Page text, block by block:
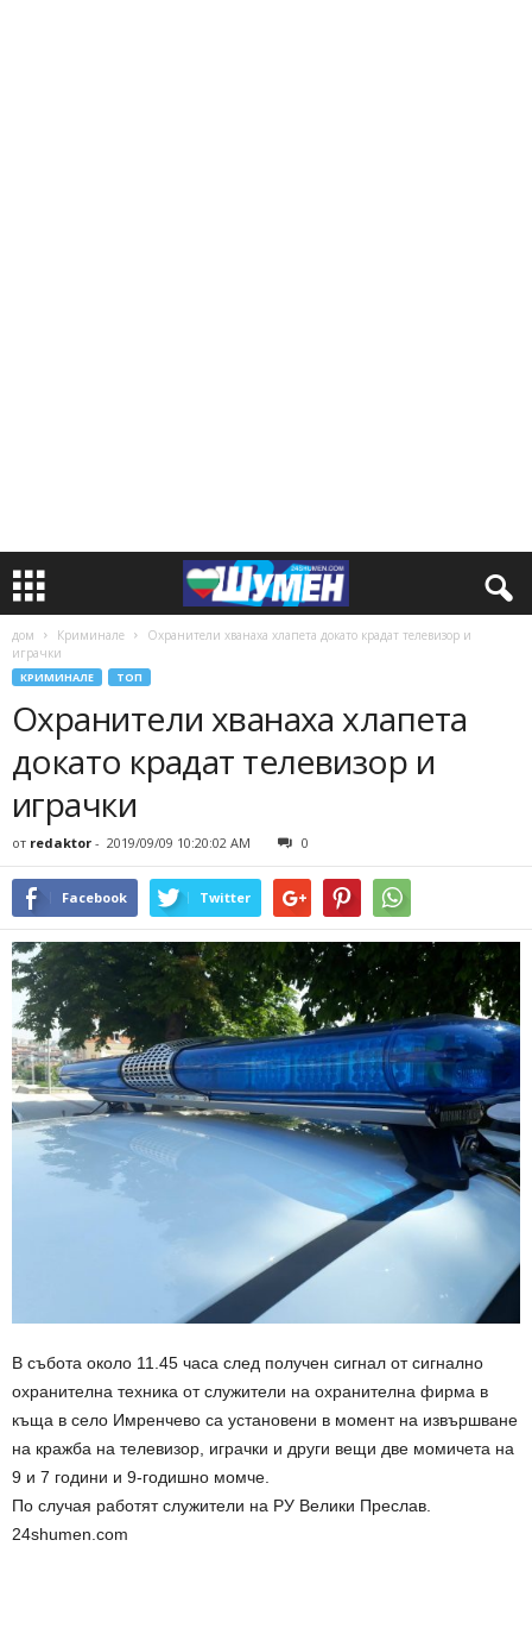
дом Криминале
Охранители хванаха хлапета докато крадат телевизор и
играчки
КРИМИНАЛЕ ТОП
Охранители хванаха хлапета
докато крадат телевизор и
играчки
от redaktor - 2019/09/09 10:20:02 AM 0
Facebook Twitter
В събота около 11.45 часа след получен сигнал от сигнално
охранителна техника от служители на охранителна фирма в
къща в село Имренчево са установени в момент на извършване
на кражба на телевизор, играчки и други вещи две момичета на
9 и 7 години и 9-годишно момче.
По случая работят служители на РУ Велики Преслав.
24shumen.com